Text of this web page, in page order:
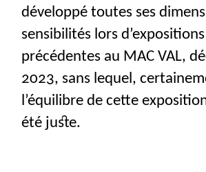
développé toutes ses
sensibilités lors
précédentes au MAC VAL,
2023, sans lequel,
l’équilibre de cette
été juste.